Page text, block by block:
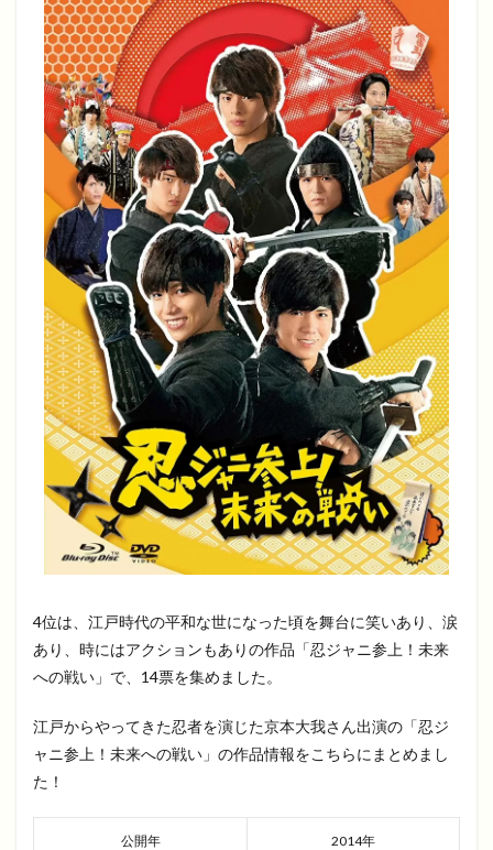
4位は、江戸時代の平和な世になった頃を舞台に笑いあり、涙
あり、時にはアクションもありの作品「忍ジャニ参上！未来
への戦い」で、14票を集めました。
江戸からやってきた忍者を演じた京本大我さん出演の「忍ジ
ャニ参上！未来への戦い」の作品情報をこちらにまとめまし
た！
公開年 2014年